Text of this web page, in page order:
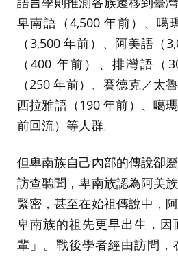
卑南語（4,500 年前）、噶
（3,500 年前）、阿美語（
（400 年前）、排灣語（
（250 年前）、賽德克／太
西拉雅語（190 年前）、噶
前回流）等人群。
但卑南族自己內部的傳說卻
訪查聽聞，卑南族認為阿美
緊密，甚至在始祖傳說中，
卑南族的祖先更早出生，
輩」。戰後學者經由訪問，